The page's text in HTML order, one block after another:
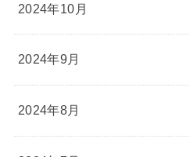
2024年10月
2024年9月
2024年8月